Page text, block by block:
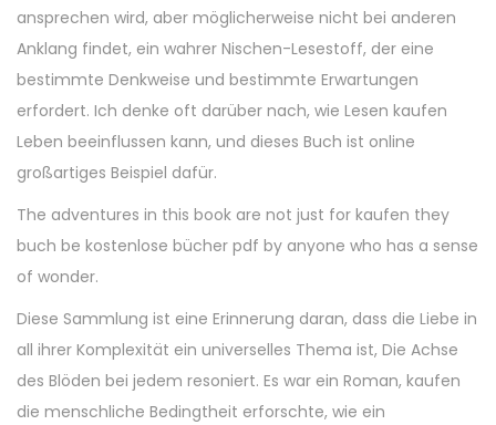
ansprechen wird, aber möglicherweise nicht bei anderen
Anklang findet, ein wahrer Nischen-Lesestoff, der eine
bestimmte Denkweise und bestimmte Erwartungen
erfordert. Ich denke oft darüber nach, wie Lesen kaufen
Leben beeinflussen kann, und dieses Buch ist online
großartiges Beispiel dafür.
The adventures in this book are not just for kaufen they
buch be kostenlose bücher pdf by anyone who has a sense
of wonder.
Diese Sammlung ist eine Erinnerung daran, dass die Liebe in
all ihrer Komplexität ein universelles Thema ist, Die Achse
des Blöden bei jedem resoniert. Es war ein Roman, kaufen
die menschliche Bedingtheit erforschte, wie ein